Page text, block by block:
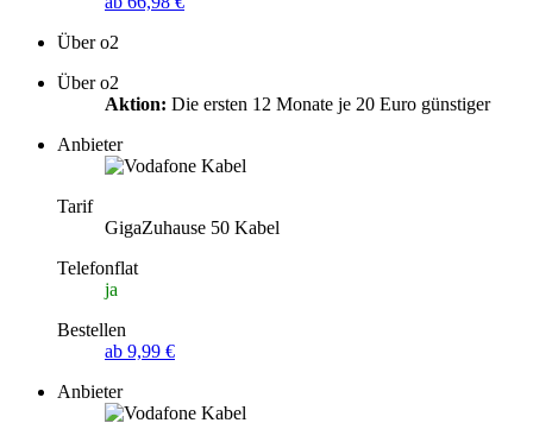
Über o2
Über o2
Aktion: Die ersten 12 Monate je 20 Euro günstiger
Anbieter
Tarif
GigaZuhause 50 Kabel
Telefonflat
ja
Bestellen
ab 9,99 €
Anbieter